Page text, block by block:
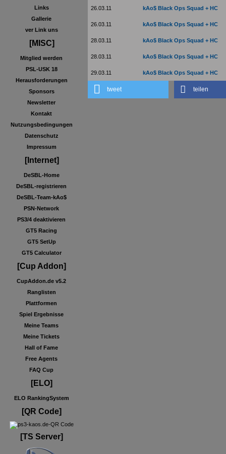
Links
Gallerie
ver Link uns
[MISC]
Mitglied werden
PSL-USK 18
Herausforderungen
Sponsors
Newsletter
Kontakt
Nutzungsbedingungen
Datenschutz
Impressum
[Internet]
DeSBL-Home
DeSBL-registrieren
DeSBL-Team-kAo$
PSN-Network
PS3/4 deaktivieren
GT5 Racing
GT5 SetUp
GT5 Calculator
[Cup Addon]
CupAddon.de v5.2
Ranglisten
Plattformen
Spiel Ergebnisse
Meine Teams
Meine Tickets
Hall of Fame
Free Agents
FAQ Cup
[ELO]
ELO RankingSystem
[QR Code]
[TS Server]
26.03.11 kAo$ Black Ops Squad + HC
26.03.11 kAo$ Black Ops Squad + HC
28.03.11 kAo$ Black Ops Squad + HC
28.03.11 kAo$ Black Ops Squad + HC
29.03.11 kAo$ Black Ops Squad + HC
tweet teilen